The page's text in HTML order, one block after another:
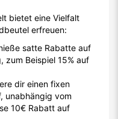
bietet eine Vielfalt
erfreuen:
satte Rabatte auf
zum Beispiel 15% auf
dir einen fixen
unabhängig vom
10€ Rabatt auf